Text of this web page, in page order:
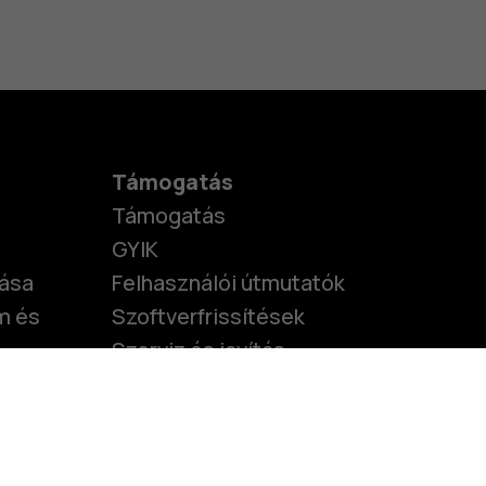
és
Támogatás
Támogatás
GYIK
Felhasználói útmutatók
Szoftverfrissítések
Szerviz és javítás